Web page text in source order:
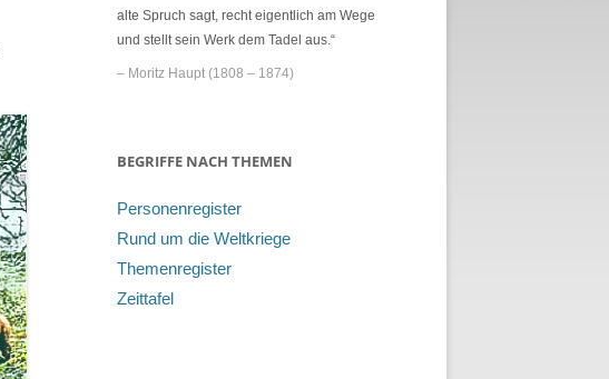
alte Spruch sagt, recht eigentlich am Wege
und stellt sein Werk dem Tadel aus.“
– Moritz Haupt (1808 – 1874)
BEGRIFFE NACH THEMEN
Personenregister
Rund um die Weltkriege
Themenregister
Zeittafel